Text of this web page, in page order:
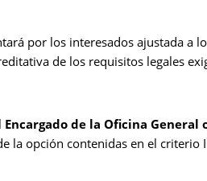
por los interesados ajustada a
de los requisitos legales
Encargado de la Oficina
la opción contenidas en el